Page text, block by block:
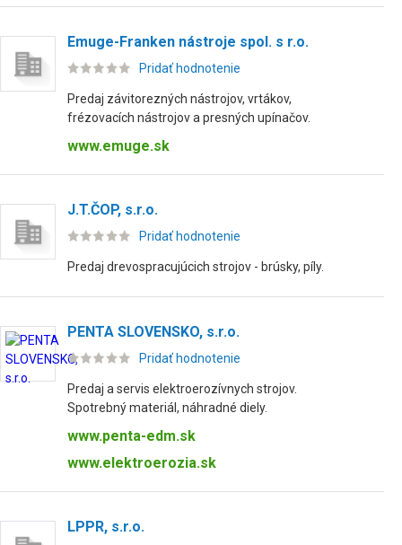
Emuge-Franken nástroje spol. s r.o.
Pridať hodnotenie
Predaj závitorezných nástrojov, vrtákov,
frézovacích nástrojov a presných upínačov.
www.emuge.sk
J.T.ČOP, s.r.o.
Pridať hodnotenie
Predaj drevospracujúcich strojov - brúsky, píly.
PENTA SLOVENSKO, s.r.o.
Pridať hodnotenie
Predaj a servis elektroerozívnych strojov.
Spotrebný materiál, náhradné diely.
www.penta-edm.sk
www.elektroerozia.sk
LPPR, s.r.o.